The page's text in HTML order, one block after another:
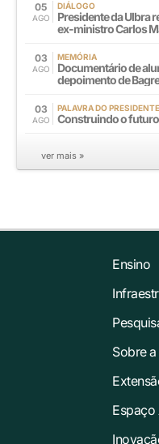
05
AGO
DIÁLOGO
Presidente da Ulbra
ex-ministro Carlos
03
AGO
MEMÓRIA
Documentário de
depoimento de
03
AGO
PALAVRA DO PRESIDENTE
Construindo o
ver mais »
Ensino
Sobre a